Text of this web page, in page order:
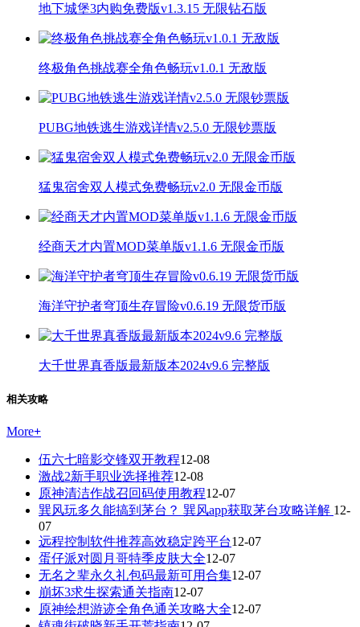
地下城堡3内购免费版v1.3.15 无限钻石版
终极角色挑战赛全角色畅玩v1.0.1 无敌版
PUBG地铁逃生游戏详情v2.5.0 无限钞票版
猛鬼宿舍双人模式免费畅玩v2.0 无限金币版
经商天才内置MOD菜单版v1.1.6 无限金币版
海洋守护者穹顶生存冒险v0.6.19 无限货币版
大千世界真香版最新版本2024v9.6 完整版
相关攻略
More+
伍六七暗影交锋双开教程12-08
激战2新手职业选择推荐12-08
原神清洁作战召回码使用教程12-07
巽风玩多久能搞到茅台？ 巽风app获取茅台攻略详解 12-
07
远程控制软件推荐高效稳定跨平台12-07
蛋仔派对圆月哥特季皮肤大全12-07
无名之辈永久礼包码最新可用合集12-07
崩坏3求生探索通关指南12-07
原神绘想游迹全角色通关攻略大全12-07